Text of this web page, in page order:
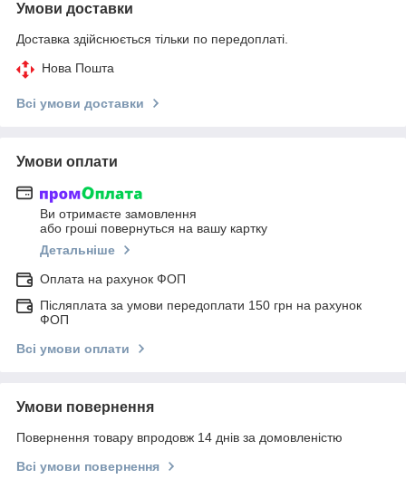
Умови доставки
Доставка здійснюється тільки по передоплаті.
Нова Пошта
Всі умови доставки
Умови оплати
Ви отримаєте замовлення
або гроші повернуться на вашу картку
Детальніше
Оплата на рахунок ФОП
Післяплата за умови передоплати 150 грн на рахунок
ФОП
Всі умови оплати
Умови повернення
Повернення товару впродовж 14 днів за домовленістю
Всі умови повернення